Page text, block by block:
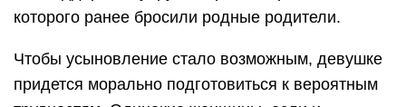
которого ранее бросили родные родители.
Чтобы усыновление стало возможным, девушке
придется морально подготовиться к вероятным